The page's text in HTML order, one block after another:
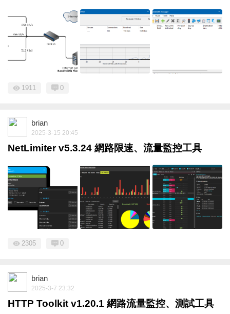
1911 0
brian
2025-3-15 20:45
NetLimiter v5.3.24 網路限速、流量監控工具
2305 0
brian
2025-3-7 23:32
HTTP Toolkit v1.20.1 網路流量監控、測試工具